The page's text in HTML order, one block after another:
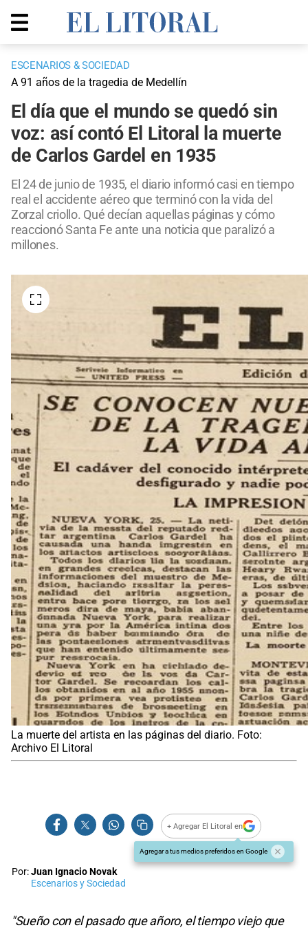
ESCENARIOS & SOCIEDAD
A 91 años de la tragedia de Medellín
El día que el mundo se quedó sin
voz: así contó El Litoral la muerte
de Carlos Gardel en 1935
El 24 de junio de 1935, el diario informó casi en tiempo
real el accidente aéreo que terminó con la vida del
Zorzal criollo. Qué decían aquellas páginas y cómo
reaccionó Santa Fe ante una noticia que paralizó a
millones.
La muerte del artista en las páginas del diario. Foto:
Archivo El Litoral
+ Agregar El Litoral en
Agregar a tus medios preferidos en Google
Por:Juan Ignacio Novak
Escenarios y Sociedad
"Sueño con el pasado que añoro, el tiempo viejo que